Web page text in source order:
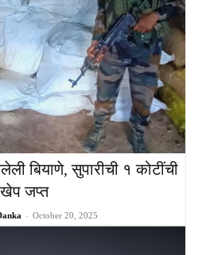
बियाणे, सुपारीची १ कोटींची
खेप जप्त
- October 20, 2025